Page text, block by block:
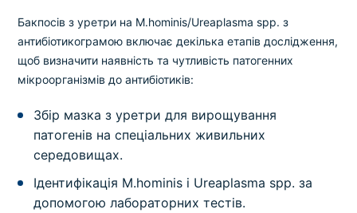
Бакпосів з уретри на M.hominis/Ureaplasma spp. з
антибіотикограмою включає декілька етапів дослідження,
щоб визначити наявність та чутливість патогенних
мікроорганізмів до антибіотиків:
Збір мазка з уретри для вирощування
патогенів на спеціальних живильних
середовищах.
Ідентифікація M.hominis і Ureaplasma spp. за
допомогою лабораторних тестів.